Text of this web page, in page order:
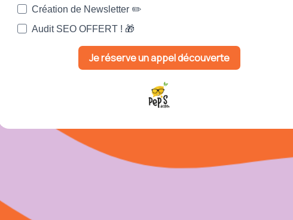
Création de Newsletter ✏️
Audit SEO OFFERT ! 🎁
Je réserve un appel découverte